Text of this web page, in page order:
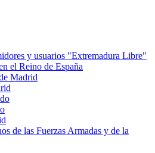
y usuarios "Extremadura Libre"
el Reino de España
Madrid
de las Fuerzas Armadas y de la